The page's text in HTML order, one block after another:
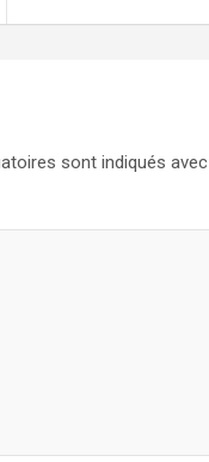
sont indiqués avec